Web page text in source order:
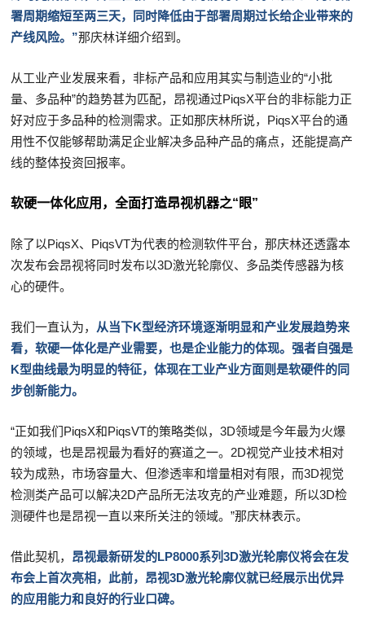
署周期缩短至两三天，同时降低由于部署周期过长给企业带来的
产线风险。 ”那庆林详细介绍到。
从工业产业发展来看，非标产品和应用其实与制造业的“小批
量、多品种”的趋势甚为匹配，昂视通过PiqsX平台的非标能力正
好对应于多品种的检测需求。正如那庆林所说，PiqsX平台的通
用性不仅能够帮助满足企业解决多品种产品的痛点，还能提高产
线的整体投资回报率。
软硬一体化应用，全面打造昂视机器之“眼”
除了以PiqsX、PiqsVT为代表的检测软件平台，那庆林还透露本
次发布会昂视将同时发布以3D激光轮廓仪、多品类传感器为核
心的硬件。
我们一直认为， 从当下K型经济环境逐渐明显和产业发展趋势来
看，软硬一体化是产业需要，也是企业能力的体现。强者自强是
K型曲线最为明显的特征，体现在工业产业方面则是软硬件的同
步创新能力。
“正如我们PiqsX和PiqsVT的策略类似，3D领域是今年最为火爆
的领域，也是昂视最为看好的赛道之一。2D视觉产业技术相对
较为成熟，市场容量大、但渗透率和增量相对有限，而3D视觉
检测类产品可以解决2D产品所无法攻克的产业难题，所以3D检
测硬件也是昂视一直以来所关注的领域。”那庆林表示。
借此契机， 昂视最新研发的LP8000系列3D激光轮廓仪将会在发
布会上首次亮相，此前，昂视3D激光轮廓仪就已经展示出优异
的应用能力和良好的行业口碑。